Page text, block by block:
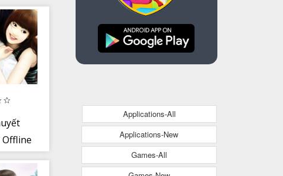
Applications-All
Applications-New
Games-All